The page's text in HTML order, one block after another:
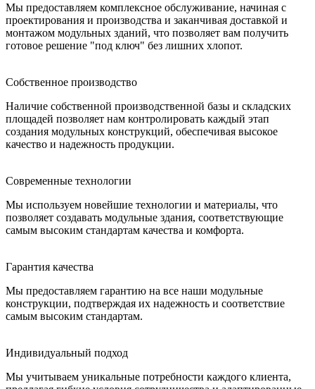
Мы предоставляем комплексное обслуживание, начиная с
проектирования и производства и заканчивая доставкой и
монтажом модульных зданий, что позволяет вам получить
готовое решение "под ключ" без лишних хлопот.
Собственное производство
Наличие собственной производственной базы и складских
площадей позволяет нам контролировать каждый этап
создания модульных конструкций, обеспечивая высокое
качество и надежность продукции.
Современные технологии
Мы используем новейшие технологии и материалы, что
позволяет создавать модульные здания, соответствующие
самым высоким стандартам качества и комфорта.
Гарантия качества
Мы предоставляем гарантию на все наши модульные
конструкции, подтверждая их надежность и соответствие
самым высоким стандартам.
Индивидуальный подход
Мы учитываем уникальные потребности каждого клиента,